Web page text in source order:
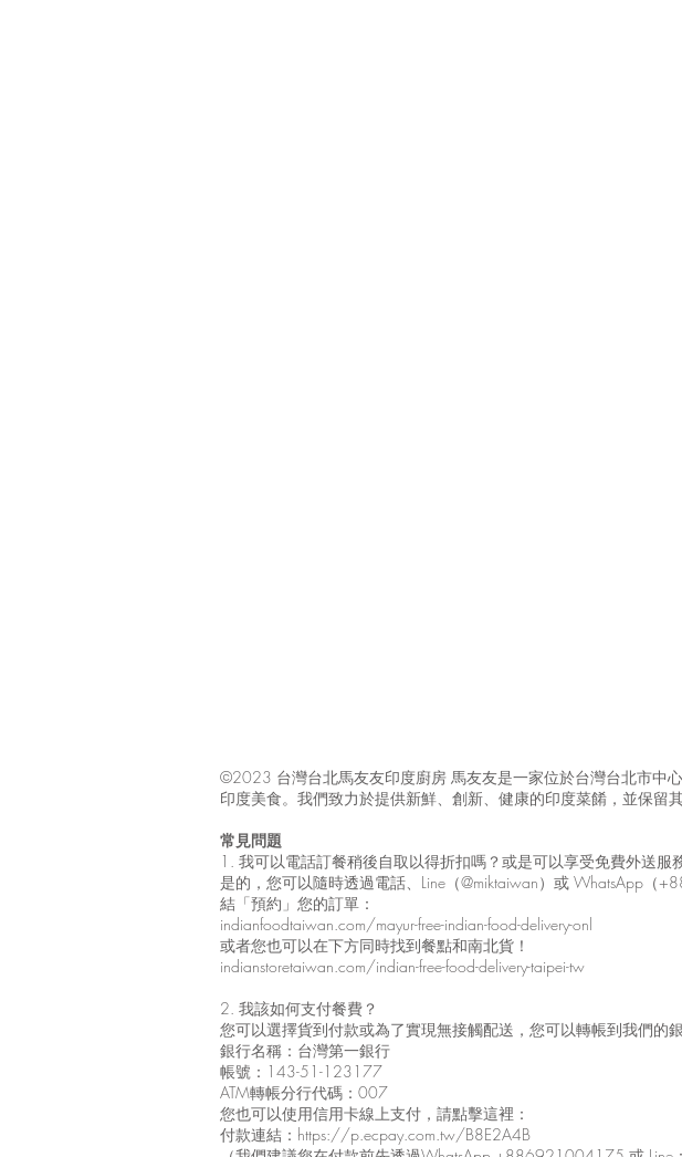
©2023 台灣台北馬友友印度廚房 馬友友是一家位於台灣台北市中
印度美食。我們致力於提供新鮮、創新、健康的印度菜餚，並保留
常見問題
1. 我可以電話訂餐稍後自取以得折扣嗎？或是可以享受免費外送服
是的，您可以隨時透過電話、Line（@miktaiwan）或 WhatsApp
結「預約」您的訂單：
indianfoodtaiwan.com/mayur-free-indian-food-delivery-onl
或者您也可以在下方同時找到餐點和南北貨！
indianstoretaiwan.com/indian-free-food-delivery-taipei-tw
2. 我該如何支付餐費？
您可以選擇貨到付款或為了實現無接觸配送，您可以轉帳到我們的
銀行名稱：台灣第一銀行
帳號：143-51-123177
ATM轉帳分行代碼：007
您也可以使用信用卡線上支付，請點擊這裡：
付款連結： https://p.ecpay.com.tw/B8E2A4B